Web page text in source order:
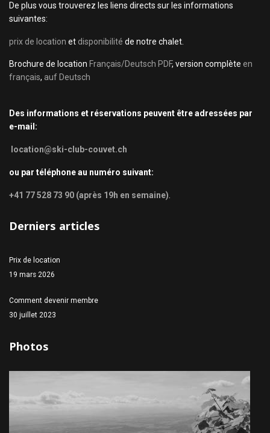
De plus vous trouverez les liens directs sur les informations
suivantes:
prix de location et disponibilité de notre chalet.
Brochure de location Français/Deutsch PDF, version complète en
français, auf Deutsch
Des informations et réservations peuvent être adressées par
e-mail:
location@ski-club-couvet.ch
ou par téléphone au numéro suivant:
+41 77 528 73 90 (après 19h en semaine)
Derniers articles
Prix de location
19 mars 2026
Comment devenir membre
30 juillet 2023
Photos